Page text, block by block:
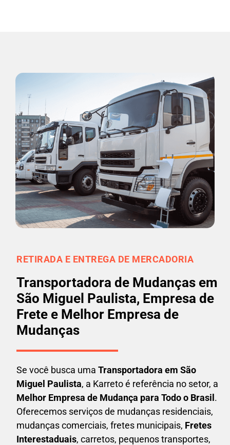
RETIRADA E ENTREGA DE MERCADORIA
Transportadora de Mudanças em
São Miguel Paulista, Empresa de
Frete e Melhor Empresa de
Mudanças
Se você busca uma Transportadora em São
Miguel Paulista, a Karreto é referência no setor, a
Melhor Empresa de Mudança para Todo o Brasil.
Oferecemos serviços de mudanças residenciais,
mudanças comerciais, fretes municipais, Fretes
Interestaduais, carretos, pequenos transportes,